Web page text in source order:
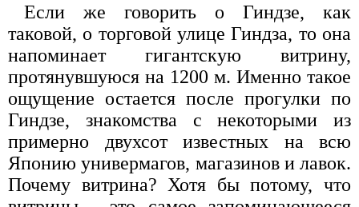
Если же говорить о Гиндзе, как
таковой, о торговой улице Гиндза, то она
напоминает гигантскую витрину,
протянувшуюся на 1200 м. Именно такое
ощущение остается после прогулки по
Гиндзе, знакомства с некоторыми из
примерно двухсот известных на всю
Японию универмагов, магазинов и лавок.
Почему витрина? Хотя бы потому, что